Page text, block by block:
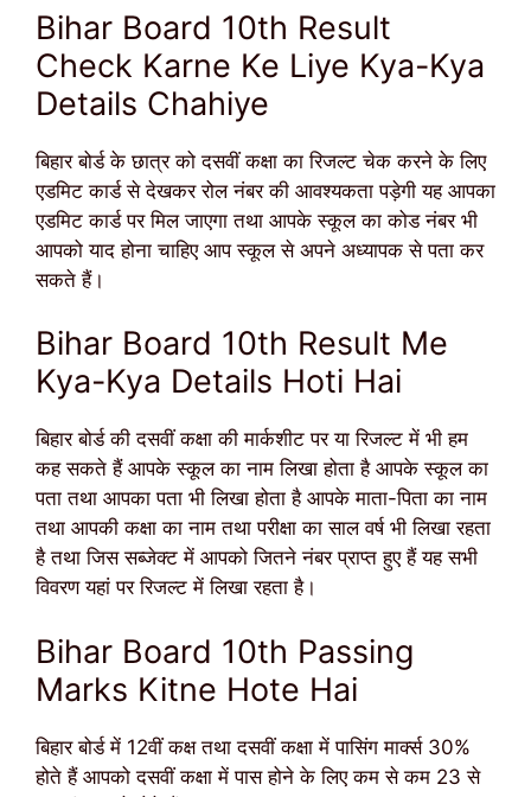
Bihar Board 10th Result
Check Karne Ke Liye Kya-Kya
Details Chahiye
बिहार बोर्ड के छात्र को दसवीं कक्षा का रिजल्ट चेक करने के लिए
एडमिट कार्ड से देखकर रोल नंबर की आवश्यकता पड़ेगी यह आपका
एडमिट कार्ड पर मिल जाएगा तथा आपके स्कूल का कोड नंबर भी
आपको याद होना चाहिए आप स्कूल से अपने अध्यापक से पता कर
सकते हैं।
Bihar Board 10th Result Me
Kya-Kya Details Hoti Hai
बिहार बोर्ड की दसवीं कक्षा की मार्कशीट पर या रिजल्ट में भी हम
कह सकते हैं आपके स्कूल का नाम लिखा होता है आपके स्कूल का
पता तथा आपका पता भी लिखा होता है आपके माता-पिता का नाम
तथा आपकी कक्षा का नाम तथा परीक्षा का साल वर्ष भी लिखा रहता
है तथा जिस सब्जेक्ट में आपको जितने नंबर प्राप्त हुए हैं यह सभी
विवरण यहां पर रिजल्ट में लिखा रहता है।
Bihar Board 10th Passing
Marks Kitne Hote Hai
बिहार बोर्ड में 12वीं कक्ष तथा दसवीं कक्षा में पासिंग मार्क्स 30%
होते हैं आपको दसवीं कक्षा में पास होने के लिए कम से कम 23 से